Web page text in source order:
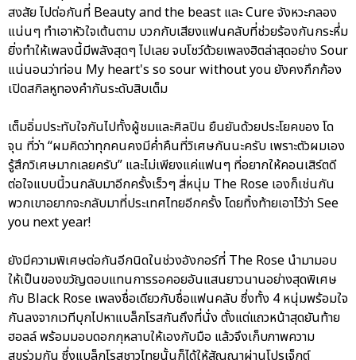
สงสัย ไปต่อกันที่ Beauty and the beast และ Cure จังหวะกลอง
แน่นๆ ทำเอาหัวใจเต้นตาม บวกกับเสียงแฟนคลับที่ช่วยร้องกันกระหึ่ม
ยิ่งทำให้เพลงนี้มีพลังสุดๆ ไปเลย จบโชว์ด้วยเพลงฮิตล่าสุดอย่าง Sour
แน่นอนว่าท่อน My heart's so sour without you ยังคงกึกก้อง
เปิดสกิลหูทองคำกันระดับสิบเต็ม
เต็มอิ่มประทับใจกันไปทั้งผู้ชมและศิลปิน ยืนยันด้วยประโยคของ โด
จุน ที่ว่า “ผมคิดว่าทุกคนคงมีค่ำคืนที่วิเศษกันนะครับ เพราะตัวผมเอง
รู้สึกวิเศษมากเลยครับ” และไม่เพียงแค่แฟนๆ ที่อยากให้คอนเสิร์ตดี
ต่อใจแบบนี้วนกลับมาอีกครั้งเร็วๆ สี่หนุ่ม The Rose เองก็เช่นกัน
พวกเขาอยากจะกลับมาที่ประเทศไทยอีกครั้ง โดยทิ้งท้ายเอาไว้ว่า See
you next year!
ยังมีความพิเศษต่อกันอีกนิดในช่วงอังกอร์ที่ The Rose นำมามอบ
ให้เป็นของขวัญตอบแทนการรอคอยอันแสนยาวนานอย่างสุดพิเศษ
กับ Black Rose เพลงชื่อเดียวกับชื่อแฟนคลับ ซึ่งทั้ง 4 หนุ่มพร้อมใจ
กันลงจากเวทีบุกไปหาแบล็กโรสกันถึงที่นั่ง ตั้งแต่แถวหน้าสุดยันท้าย
ฮอลล์ พร้อมมอบดอกกุหลาบให้เองกับมือ แล้วจึงเก็บภาพความ
สุขร่วมกัน ซึ่งแบล็กโรสชาวไทยนั้นก็ได้ให้สัญญาผ่านโปรเจ็กต์